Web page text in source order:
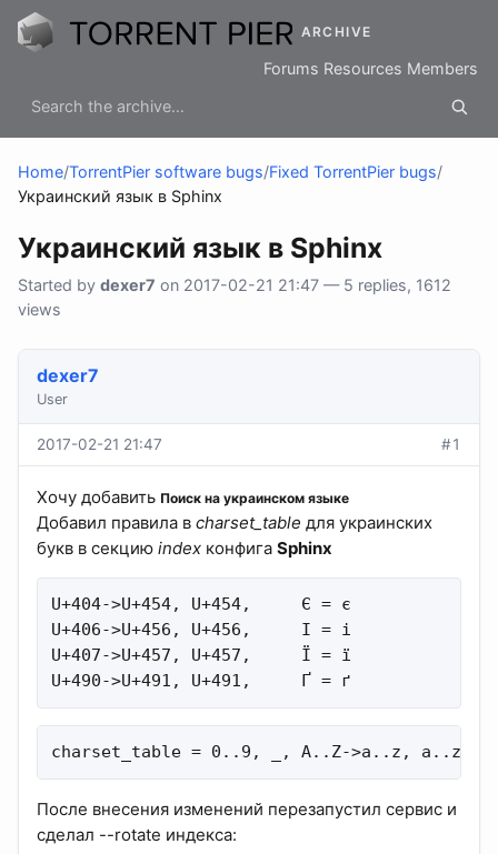
ARCHIVE
Forums Resources Members
Home/TorrentPier software bugs/Fixed TorrentPier bugs/
Украинский язык в Sphinx
Украинский язык в Sphinx
Started by dexer7 on 2017-02-21 21:47 — 5 replies, 1612
views
dexer7
User
2017-02-21 21:47 #1
Хочу добавить Поиск на украинском языке
Добавил правила в charset_table для украинских
букв в секцию index конфига Sphinx
U+404->U+454, U+454,     Є = є
U+406->U+456, U+456,     І = і
U+407->U+457, U+457,     Ї = ї
U+490->U+491, U+491,     Ґ = ґ
charset_table = 0..9, _, A..Z->a..z, a..z,
После внесения изменений перезапустил сервис и
сделал --rotate индекса: